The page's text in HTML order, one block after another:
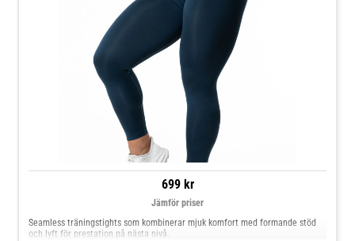
699 kr
Jämför priser
Seamless träningstights som kombinerar mjuk komfort med formande stöd
och lyft för prestation på nästa nivå.